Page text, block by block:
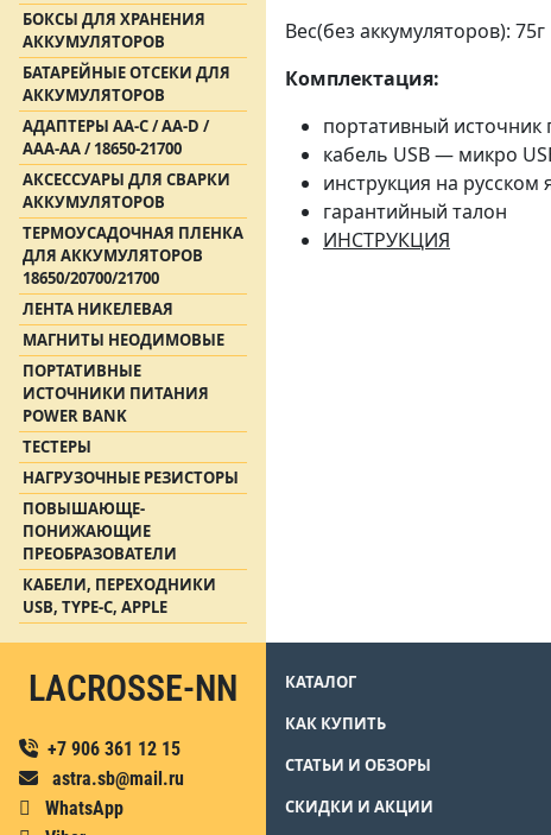
БОКСЫ ДЛЯ ХРАНЕНИЯ
АККУМУЛЯТОРОВ
БАТАРЕЙНЫЕ ОТСЕКИ ДЛЯ
АККУМУЛЯТОРОВ
АДАПТЕРЫ АА-С / АА-D /
AAA-AA / 18650-21700
АКСЕССУАРЫ ДЛЯ СВАРКИ
АККУМУЛЯТОРОВ
ТЕРМОУСАДОЧНАЯ ПЛЕНКА
ДЛЯ АККУМУЛЯТОРОВ
18650/20700/21700
ЛЕНТА НИКЕЛЕВАЯ
МАГНИТЫ НЕОДИМОВЫЕ
ПОРТАТИВНЫЕ
ИСТОЧНИКИ ПИТАНИЯ
POWER BANK
ТЕСТЕРЫ
НАГРУЗОЧНЫЕ РЕЗИСТОРЫ
ПОВЫШАЮЩЕ-
ПОНИЖАЮЩИЕ
ПРЕОБРАЗОВАТЕЛИ
КАБЕЛИ, ПЕРЕХОДНИКИ
USB, TYPE-C, APPLE
Вес(без аккумуляторов): 75г
Комплектация:
портативный источник
кабель USB — микро
инструкция на русском
гарантийный талон
ИНСТРУКЦИЯ
LACROSSE-NN
+7 906 361 12 15
astra.sb@mail.ru
WhatsApp
КАТАЛОГ
КАК КУПИТЬ
СТАТЬИ И ОБЗОРЫ
СКИДКИ И АКЦИИ